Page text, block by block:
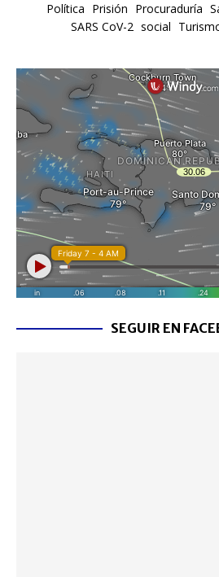
Política Prisión Procuraduría
SARS CoV-2 social
SEGUIR EN